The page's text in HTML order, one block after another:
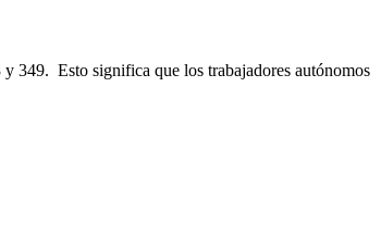
349. Esto significa que los trabajadores autónomos